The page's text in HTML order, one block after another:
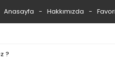
Anasayfa Hakkımızda